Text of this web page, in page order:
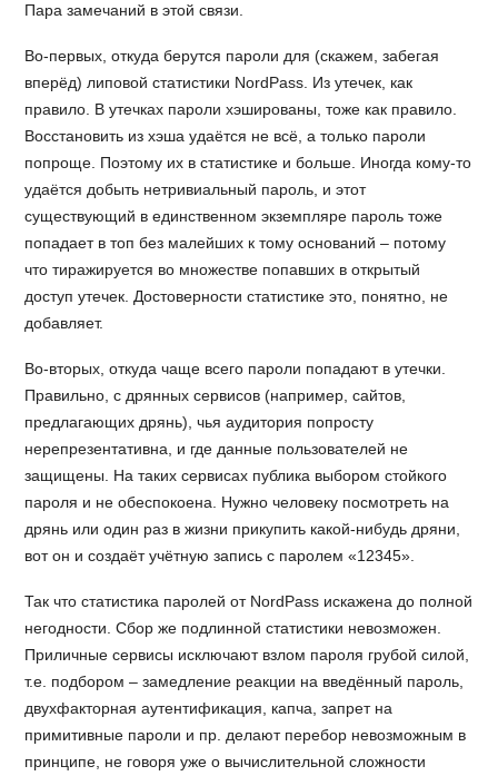
Пара замечаний в этой связи.
Во-первых, откуда берутся пароли для (скажем, забегая
вперёд) липовой статистики NordPass. Из утечек, как
правило. В утечках пароли хэшированы, тоже как правило.
Восстановить из хэша удаётся не всё, а только пароли
попроще. Поэтому их в статистике и больше. Иногда кому-то
удаётся добыть нетривиальный пароль, и этот
существующий в единственном экземпляре пароль тоже
попадает в топ без малейших к тому оснований – потому
что тиражируется во множестве попавших в открытый
доступ утечек. Достоверности статистике это, понятно, не
добавляет.
Во-вторых, откуда чаще всего пароли попадают в утечки.
Правильно, с дрянных сервисов (например, сайтов,
предлагающих дрянь), чья аудитория попросту
нерепрезентативна, и где данные пользователей не
защищены. На таких сервисах публика выбором стойкого
пароля и не обеспокоена. Нужно человеку посмотреть на
дрянь или один раз в жизни прикупить какой-нибудь дряни,
вот он и создаёт учётную запись с паролем «12345».
Так что статистика паролей от NordPass искажена до полной
негодности. Сбор же подлинной статистики невозможен.
Приличные сервисы исключают взлом пароля грубой силой,
т.е. подбором – замедление реакции на введённый пароль,
двухфакторная аутентификация, капча, запрет на
примитивные пароли и пр. делают перебор невозможным в
принципе, не говоря уже о вычислительной сложности